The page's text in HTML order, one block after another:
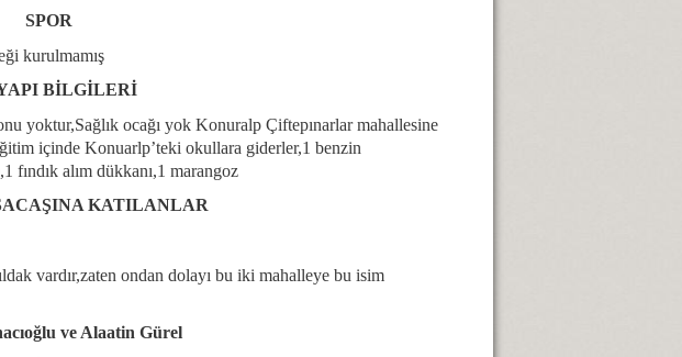
SPOR
kurulmamış
BİLGİLERİ
yoktur,Sağlık ocağı yok Konuralp Çiftepınarlar mahallesine
içinde Konuarlp’teki okullara giderler,1 benzin
alım dükkanı,1 marangoz
KATILANLAR
vardır,zaten ondan dolayı bu iki mahalleye bu isim
ve Alaatin Gürel